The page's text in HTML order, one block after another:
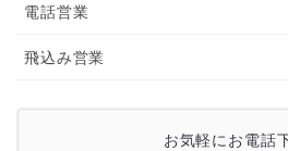
電話営業
飛込み営業
お気軽にお電話